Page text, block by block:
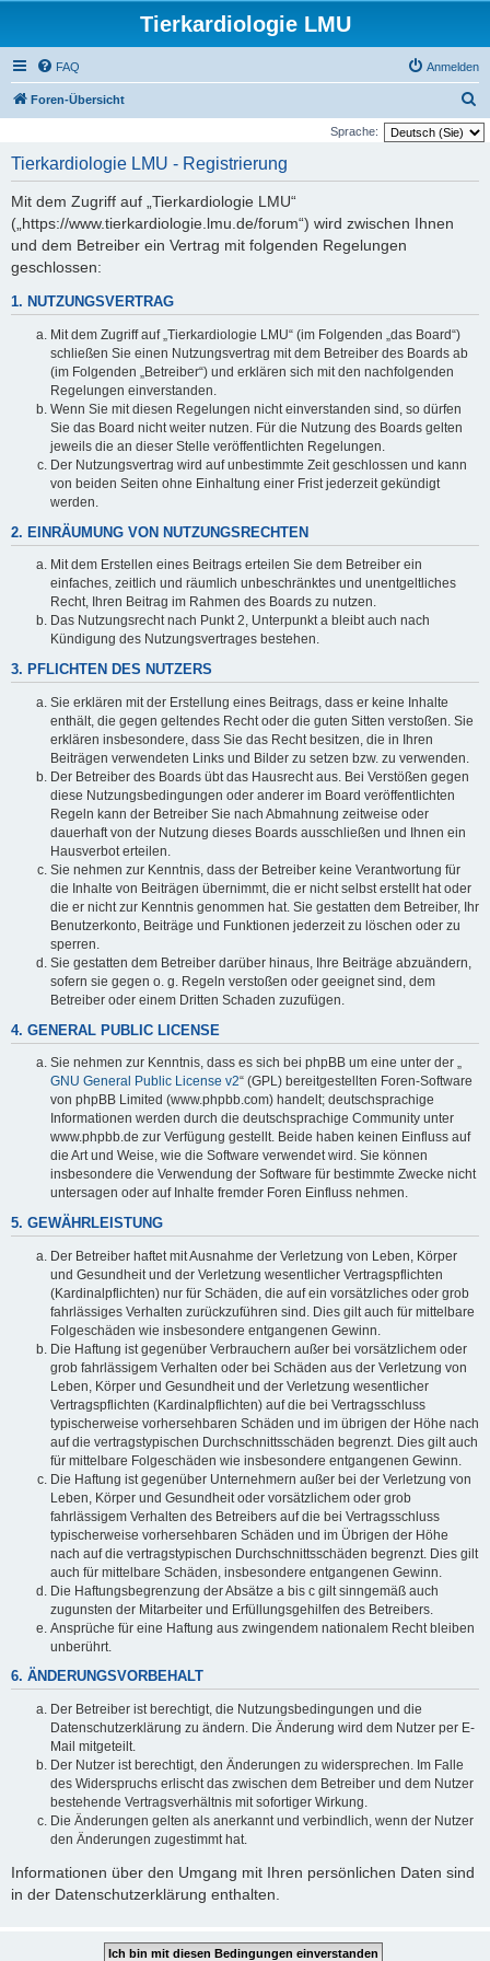
Tierkardiologie LMU
FAQ Anmelden
Foren-Übersicht
u
Sprache:
Tierkardiologie LMU - Registrierung
Mit dem Zugriff auf „Tierkardiologie LMU“
(„https://www.tierkardiologie.lmu.de/forum“) wird zwischen Ihnen
und dem Betreiber ein Vertrag mit folgenden Regelungen
geschlossen:
1. NUTZUNGSVERTRAG
Mit dem Zugriff auf „Tierkardiologie LMU“ (im Folgenden „das Board“)
schließen Sie einen Nutzungsvertrag mit dem Betreiber des Boards ab
(im Folgenden „Betreiber“) und erklären sich mit den nachfolgenden
Regelungen einverstanden.
Wenn Sie mit diesen Regelungen nicht einverstanden sind, so dürfen
Sie das Board nicht weiter nutzen. Für die Nutzung des Boards gelten
jeweils die an dieser Stelle veröffentlichten Regelungen.
Der Nutzungsvertrag wird auf unbestimmte Zeit geschlossen und kann
von beiden Seiten ohne Einhaltung einer Frist jederzeit gekündigt
werden.
2. EINRÄUMUNG VON NUTZUNGSRECHTEN
Mit dem Erstellen eines Beitrags erteilen Sie dem Betreiber ein
einfaches, zeitlich und räumlich unbeschränktes und unentgeltliches
Recht, Ihren Beitrag im Rahmen des Boards zu nutzen.
Das Nutzungsrecht nach Punkt 2, Unterpunkt a bleibt auch nach
Kündigung des Nutzungsvertrages bestehen.
3. PFLICHTEN DES NUTZERS
Sie erklären mit der Erstellung eines Beitrags, dass er keine Inhalte
enthält, die gegen geltendes Recht oder die guten Sitten verstoßen. Sie
erklären insbesondere, dass Sie das Recht besitzen, die in Ihren
Beiträgen verwendeten Links und Bilder zu setzen bzw. zu verwenden.
Der Betreiber des Boards übt das Hausrecht aus. Bei Verstößen gegen
diese Nutzungsbedingungen oder anderer im Board veröffentlichten
Regeln kann der Betreiber Sie nach Abmahnung zeitweise oder
dauerhaft von der Nutzung dieses Boards ausschließen und Ihnen ein
Hausverbot erteilen.
Sie nehmen zur Kenntnis, dass der Betreiber keine Verantwortung für
die Inhalte von Beiträgen übernimmt, die er nicht selbst erstellt hat oder
die er nicht zur Kenntnis genommen hat. Sie gestatten dem Betreiber, Ihr
Benutzerkonto, Beiträge und Funktionen jederzeit zu löschen oder zu
sperren.
Sie gestatten dem Betreiber darüber hinaus, Ihre Beiträge abzuändern,
sofern sie gegen o. g. Regeln verstoßen oder geeignet sind, dem
Betreiber oder einem Dritten Schaden zuzufügen.
4. GENERAL PUBLIC LICENSE
Sie nehmen zur Kenntnis, dass es sich bei phpBB um eine unter der „
GNU General Public License v2“ (GPL) bereitgestellten Foren-Software
von phpBB Limited (www.phpbb.com) handelt; deutschsprachige
Informationen werden durch die deutschsprachige Community unter
www.phpbb.de zur Verfügung gestellt. Beide haben keinen Einfluss auf
die Art und Weise, wie die Software verwendet wird. Sie können
insbesondere die Verwendung der Software für bestimmte Zwecke nicht
untersagen oder auf Inhalte fremder Foren Einfluss nehmen.
5. GEWÄHRLEISTUNG
Der Betreiber haftet mit Ausnahme der Verletzung von Leben, Körper
und Gesundheit und der Verletzung wesentlicher Vertragspflichten
(Kardinalpflichten) nur für Schäden, die auf ein vorsätzliches oder grob
fahrlässiges Verhalten zurückzuführen sind. Dies gilt auch für mittelbare
Folgeschäden wie insbesondere entgangenen Gewinn.
Die Haftung ist gegenüber Verbrauchern außer bei vorsätzlichem oder
grob fahrlässigem Verhalten oder bei Schäden aus der Verletzung von
Leben, Körper und Gesundheit und der Verletzung wesentlicher
Vertragspflichten (Kardinalpflichten) auf die bei Vertragsschluss
typischerweise vorhersehbaren Schäden und im übrigen der Höhe nach
auf die vertragstypischen Durchschnittsschäden begrenzt. Dies gilt auch
für mittelbare Folgeschäden wie insbesondere entgangenen Gewinn.
Die Haftung ist gegenüber Unternehmern außer bei der Verletzung von
Leben, Körper und Gesundheit oder vorsätzlichem oder grob
fahrlässigem Verhalten des Betreibers auf die bei Vertragsschluss
typischerweise vorhersehbaren Schäden und im Übrigen der Höhe
nach auf die vertragstypischen Durchschnittsschäden begrenzt. Dies gilt
auch für mittelbare Schäden, insbesondere entgangenen Gewinn.
Die Haftungsbegrenzung der Absätze a bis c gilt sinngemäß auch
zugunsten der Mitarbeiter und Erfüllungsgehilfen des Betreibers.
Ansprüche für eine Haftung aus zwingendem nationalem Recht bleiben
unberührt.
6. ÄNDERUNGSVORBEHALT
Der Betreiber ist berechtigt, die Nutzungsbedingungen und die
Datenschutzerklärung zu ändern. Die Änderung wird dem Nutzer per E-
Mail mitgeteilt.
Der Nutzer ist berechtigt, den Änderungen zu widersprechen. Im Falle
des Widerspruchs erlischt das zwischen dem Betreiber und dem Nutzer
bestehende Vertragsverhältnis mit sofortiger Wirkung.
Die Änderungen gelten als anerkannt und verbindlich, wenn der Nutzer
den Änderungen zugestimmt hat.
Informationen über den Umgang mit Ihren persönlichen Daten sind
in der Datenschutzerklärung enthalten.